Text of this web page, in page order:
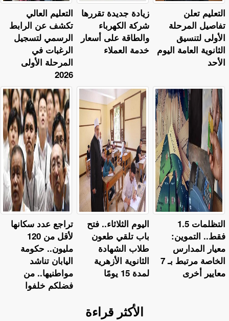
التعليم العالي
تكشف عن الرابط
الرسمي لتسجيل
الرغبات في
المرحلة الأولى
2026
زيادة جديدة تقررها
شركة الكهرباء
والطاقة على أسعار
خدمة العملاء
التعليم تعلن
تفاصيل المرحلة
الأولى لتنسيق
الثانوية العامة اليوم
الأحد
تراجع عدد سكانها
لأقل من 120
مليون.. حكومة
اليابان تناشد
مواطنيها.. من
فضلكم خلفوا
اليوم الثلاثاء.. فتح
باب تلقي طعون
طلاب الشهادة
الثانوية الأزهرية
لمدة 15 يومًا
التظلمات 1.5
فقط.. التموين:
معيار المدارس
الخاصة مرتبط بـ 7
معايير أخرى
الأكثر قراءة